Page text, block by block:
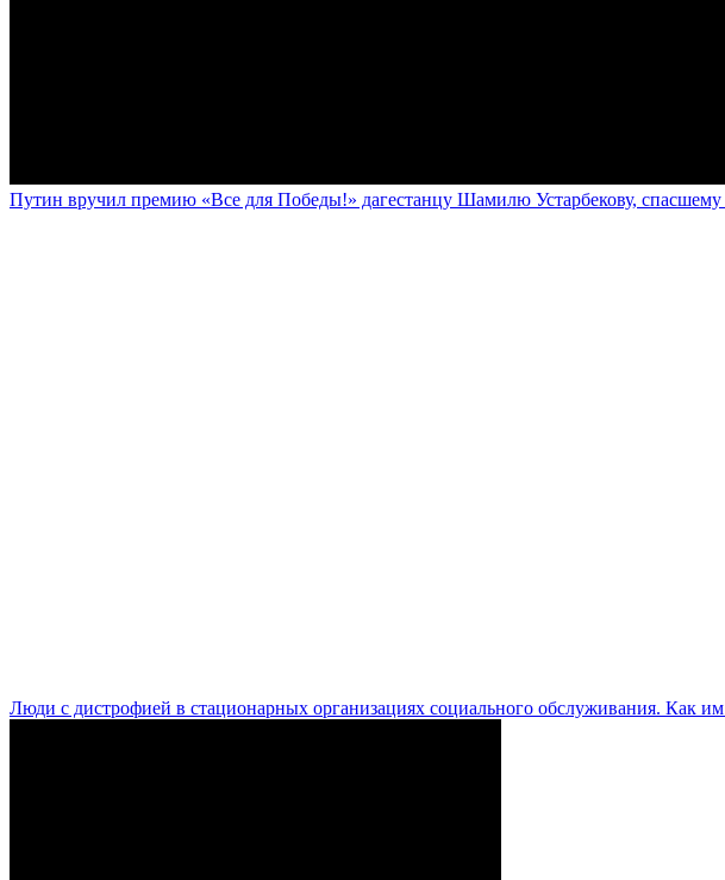
Путин вручил премию «Все для Победы!» дагестанцу Шамилю Устарбекову, спасшему
Люди с дистрофией в стационарных организациях социального обслуживания. Как